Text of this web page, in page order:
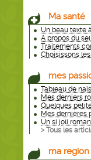
Ma santé
Un beau texte
A propos du
Traitements
Choisissons les
mes
Tableau de
Mes derniers
Quelques
Mes dernières
Un si joli
> Tous les
ma region